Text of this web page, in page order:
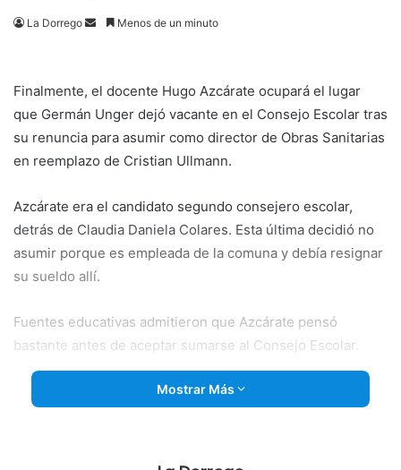
La Dorrego
SendMenos de un minuto
Finalmente, el docente Hugo Azcárate ocupará el lugar
que Germán Unger dejó vacante en el Consejo Escolar tras
su renuncia para asumir como director de Obras Sanitarias
en reemplazo de Cristian Ullmann.
Azcárate era el candidato segundo consejero escolar,
detrás de Claudia Daniela Colares. Esta última decidió no
asumir porque es empleada de la comuna y debía resignar
su sueldo allí.
Fuentes educativas admitieron que Azcárate pensó
bastante antes de aceptar sumarse al Consejo Escolar.
Mostrar Más